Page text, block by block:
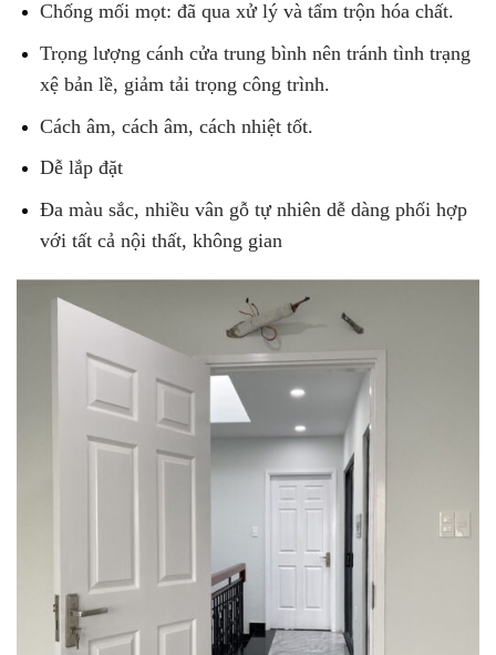
Chống mối mọt: đã qua xử lý và tẩm trộn hóa chất.
Trọng lượng cánh cửa trung bình nên tránh tình trạng
xệ bản lề, giảm tải trọng công trình.
Cách âm, cách âm, cách nhiệt tốt.
Dễ lắp đặt
Đa màu sắc, nhiều vân gỗ tự nhiên dễ dàng phối hợp
với tất cả nội thất, không gian